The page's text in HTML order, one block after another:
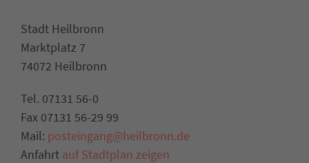
Stadt Heilbronn
Marktplatz 7
74072 Heilbronn
Tel. 07131 56-0
Fax 07131 56-29 99
Mail: posteingang@heilbronn.de
Anfahrt auf Stadtplan zeigen